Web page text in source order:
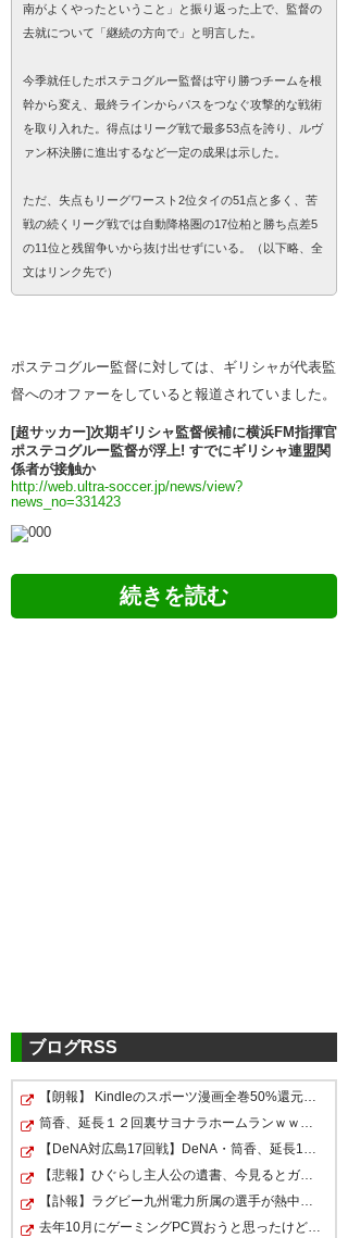
南がよくやったということ」と振り返った上で、監督の
去就について「継続の方向で」と明言した。
今季就任したポステコグルー監督は守り勝つチームを根
幹から変え、最終ラインからパスをつなぐ攻撃的な戦術
を取り入れた。得点はリーグ戦で最多53点を誇り、ルヴ
ァン杯決勝に進出するなど一定の成果は示した。
ただ、失点もリーグワースト2位タイの51点と多く、苦
戦の続くリーグ戦では自動降格圏の17位柏と勝ち点差5
の11位と残留争いから抜け出せずにいる。（以下略、全
文はリンク先で）
ポステコグルー監督に対しては、ギリシャが代表監
督へのオファーをしていると報道されていました。
[超サッカー]次期ギリシャ監督候補に横浜FM指揮官
ポステコグルー監督が浮上! すでにギリシャ連盟関
係者が接触か
http://web.ultra-soccer.jp/news/view?
news_no=331423
督続投へ ルヴァン杯準Ｖ評価
（日刊スポーツ） – Yahoo!ニュ
ースhttps://t.co/1eb5HmA0AR
@YahooNewsTopics
— jose (jose_marisapo)2018,
10月 30
アンジェ続投ってニュースなん
だそれ。当たり前だろ。逆に今
解任されても今シーズン全て水
の泡だわ。
アンジェ続投は知っていた。 そ
うだと信じていた。
— 🇫🇷 トリ坊 🇫🇷
(A__Marinos)2018, 10月 30
ブログRSS